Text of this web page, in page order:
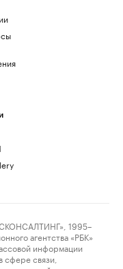
1995–
агентства «РБК»
информации
сфере связи,